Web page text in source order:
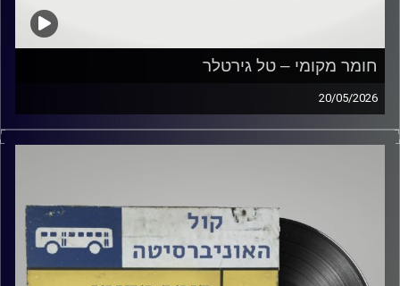
חומר מקומי – טל גירטלר
20/05/2026
שעה של מוזיקה ישראלית עם טל גירטלר